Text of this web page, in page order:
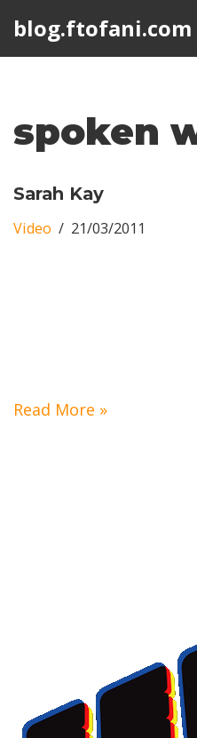
blog.ftofani.com
spoken
Sarah Kay
Video 21/03/2011
Read More »